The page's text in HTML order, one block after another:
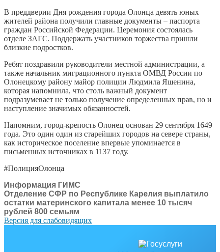
В преддверии Дня рождения города Олонца девять юных
жителей района получили главные документы – паспорта
граждан Российской Федерации. Церемония состоялась
отделе ЗАГС. Поддержать участников торжества пришли
близкие подростков.
Ребят поздравили руководители местной администрации, а
также начальник миграционного пункта ОМВД России по
Олонецкому району майор полиции Людмила Яшенина,
которая напомнила, что столь важный документ
подразумевает не только получение определенных прав, но и
наступление значимых обязанностей.
Напомним, город-крепость Олонец основан 29 сентября 1649
года. Это один один из старейших городов на севере страны,
как историческое поселение впервые упоминается в
письменных источниках в 1137 году.
#ПолицияОлонца
Информация ГИМС
Отделение СФР по Республике Карелия выплатило
остатки материнского капитала менее 10 тысяч
рублей 800 семьям
Версия для слабовидящих